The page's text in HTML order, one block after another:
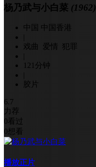
杨乃武与小白菜 (1962)
中国 中国香港
|
戏曲 爱情 犯罪
|
121分钟
|
胶片
6.7
力荐
0看过
0想看
播放正片